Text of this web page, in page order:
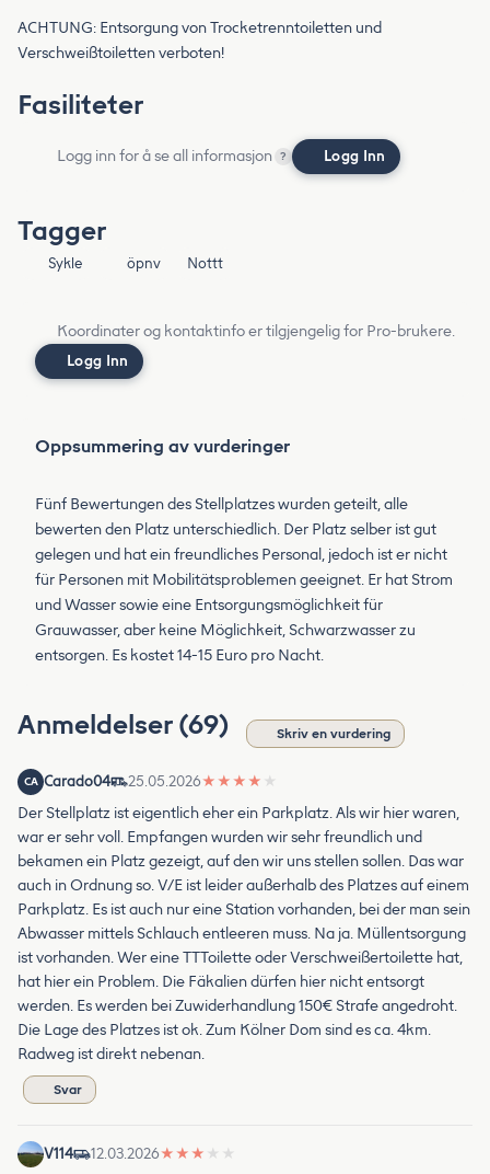
ACHTUNG: Entsorgung von Trocketrenntoiletten und
Verschweißtoiletten verboten!
Fasiliteter
Logg inn for å se all informasjon ? Logg Inn
Tagger
Sykle öpnv Nottt
Koordinater og kontaktinfo er tilgjengelig for Pro-brukere.
Logg Inn
Oppsummering av vurderinger
Fünf Bewertungen des Stellplatzes wurden geteilt, alle
bewerten den Platz unterschiedlich. Der Platz selber ist gut
gelegen und hat ein freundliches Personal, jedoch ist er nicht
für Personen mit Mobilitätsproblemen geeignet. Er hat Strom
und Wasser sowie eine Entsorgungsmöglichkeit für
Grauwasser, aber keine Möglichkeit, Schwarzwasser zu
entsorgen. Es kostet 14-15 Euro pro Nacht.
Anmeldelser (69) Skriv en vurdering
CA Carado04 25.05.2026★ ★ ★ ★ ★
Der Stellplatz ist eigentlich eher ein Parkplatz. Als wir hier waren,
war er sehr voll. Empfangen wurden wir sehr freundlich und
bekamen ein Platz gezeigt, auf den wir uns stellen sollen. Das war
auch in Ordnung so. V/E ist leider außerhalb des Platzes auf einem
Parkplatz. Es ist auch nur eine Station vorhanden, bei der man sein
Abwasser mittels Schlauch entleeren muss. Na ja. Müllentsorgung
ist vorhanden. Wer eine TTToilette oder Verschweißertoilette hat,
hat hier ein Problem. Die Fäkalien dürfen hier nicht entsorgt
werden. Es werden bei Zuwiderhandlung 150€ Strafe angedroht.
Die Lage des Platzes ist ok. Zum Kölner Dom sind es ca. 4km.
Radweg ist direkt nebenan.
Svar
V114 12.03.2026★ ★ ★ ★ ★